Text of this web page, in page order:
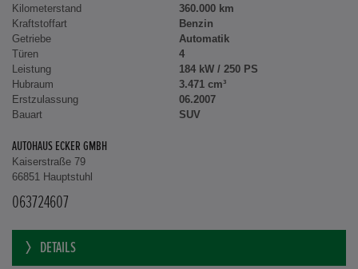
Kilometerstand
360.000 km
Kraftstoffart
Benzin
Getriebe
Automatik
Türen
4
Leistung
184 kW / 250 PS
Hubraum
3.471 cm³
Erstzulassung
06.2007
Bauart
SUV
AUTOHAUS ECKER GMBH
Kaiserstraße 79
66851 Hauptstuhl
063724607
DETAILS